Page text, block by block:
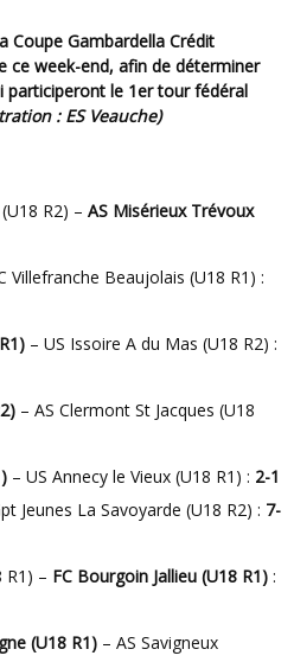
ce week-end, afin de déterminer
le 1er tour fédéral
: ES Veauche)
R2) – AS Misérieux Trévoux
Villefranche Beaujolais (U18 R1) :
– US Issoire A du Mas (U18 R2) :
– AS Clermont St Jacques (U18
– US Annecy le Vieux (U18 R1) : 2-1
Jeunes La Savoyarde (U18 R2) : 7-
R1) – FC Bourgoin Jallieu (U18 R1) :
(U18 R1) – AS Savigneux